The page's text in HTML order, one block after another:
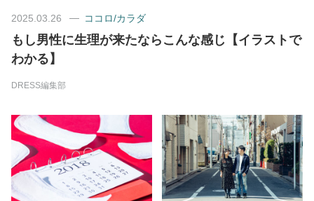
ワークスタイル
妊娠/出産/家族
ココロ/カラダ
グルメ
2025.03.26 ココロ/カラダ
もし男性に生理が来たならこんな感じ【イラストで
わかる】
DRESS編集部